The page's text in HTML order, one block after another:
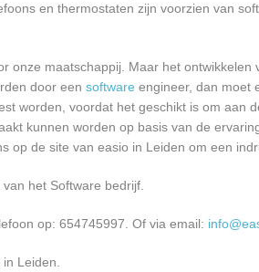
en thermostaten zijn voorzien van
onze maatschappij. Maar het
door een software engineer, dan moet
worden, voordat het geschikt is om aan
kunnen worden op basis van de
op de site van easio in Leiden om een
het Software bedrijf.
op: 654745997. Of via email:
Leiden.